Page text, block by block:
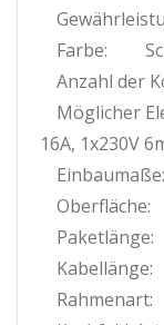
Farbe:
Anzahl der
Möglicher
16A, 1x230V
Einbaumaße:
Oberfläche:
Paketlänge:
Kabellänge:
Rahmenart: